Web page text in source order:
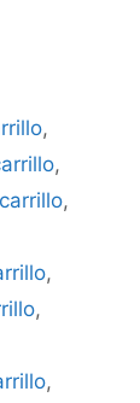
,
,
,
,
,
,